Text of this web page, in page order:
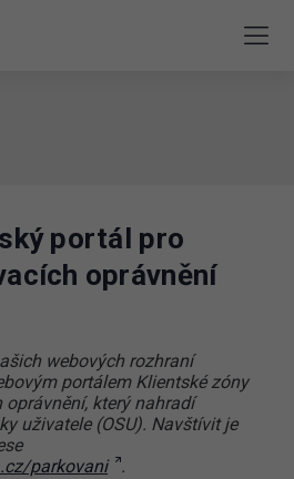
portál pro
oprávnění
webových rozhraní
portálem Klientské zóny
který nahradí
uživatele (OSU). Navštívit je
parkovani
.